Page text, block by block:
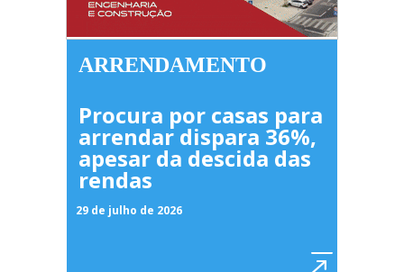
ARRENDAMENTO
Procura por casas para
arrendar dispara 36%,
apesar da descida das
rendas
29 de julho de 2026